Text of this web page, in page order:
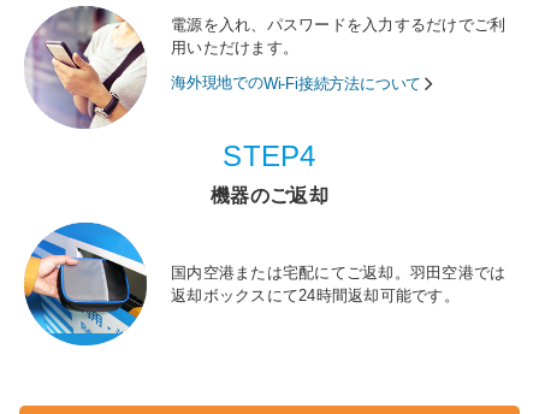
電源を入れ、パスワードを入力するだけでご利
用いただけます。
海外現地でのWi-Fi接続方法について
STEP4
機器のご返却
国内空港または宅配にてご返却。羽田空港では
返却ボックスにて24時間返却可能です。